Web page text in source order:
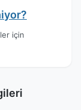
için